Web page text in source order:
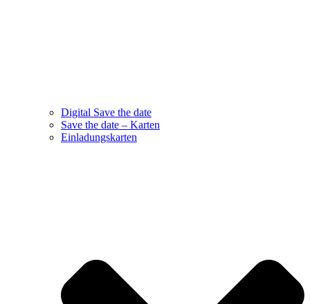
Digital Save the date
Save the date – Karten
Einladungskarten